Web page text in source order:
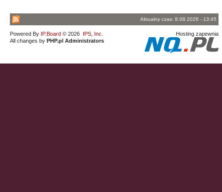
Aktualny czas: 8.08.2026 - 13:45
Powered By IP.Board © 2026 IPS, Inc
All changes by PHP.pl Administrators
Hosting zapewnia